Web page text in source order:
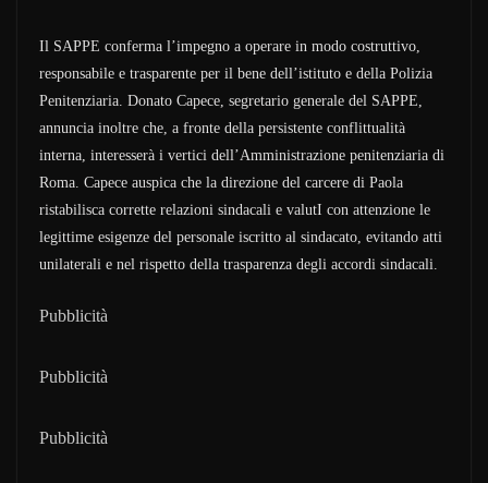
Il SAPPE conferma l’impegno a operare in modo costruttivo,
responsabile e trasparente per il bene dell’istituto e della Polizia
Penitenziaria. Donato Capece, segretario generale del SAPPE,
annuncia inoltre che, a fronte della persistente conflittualità
interna, interesserà i vertici dell’Amministrazione penitenziaria di
Roma. Capece auspica che la direzione del carcere di Paola
ristabilisca corrette relazioni sindacali e valutI con attenzione le
legittime esigenze del personale iscritto al sindacato, evitando atti
unilaterali e nel rispetto della trasparenza degli accordi sindacali.
Pubblicità
Pubblicità
Pubblicità